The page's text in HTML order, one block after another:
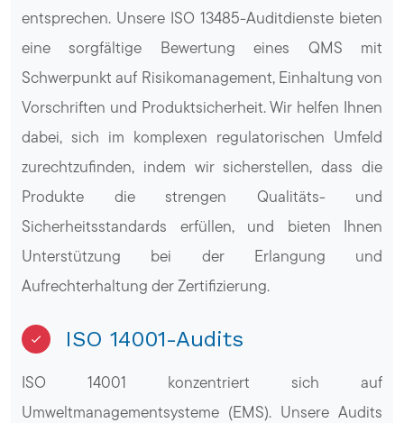
entsprechen. Unsere ISO 13485-Auditdienste bieten
eine sorgfältige Bewertung eines QMS mit
Schwerpunkt auf Risikomanagement, Einhaltung von
Vorschriften und Produktsicherheit. Wir helfen Ihnen
dabei, sich im komplexen regulatorischen Umfeld
zurechtzufinden, indem wir sicherstellen, dass die
Produkte die strengen Qualitäts- und
Sicherheitsstandards erfüllen, und bieten Ihnen
Unterstützung bei der Erlangung und
Aufrechterhaltung der Zertifizierung.
ISO 14001-Audits
ISO 14001 konzentriert sich auf
Umweltmanagementsysteme (EMS). Unsere Audits